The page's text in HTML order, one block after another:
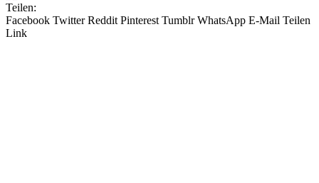
Teilen:
Facebook Twitter Reddit Pinterest Tumblr WhatsApp E-Mail Teilen
Link